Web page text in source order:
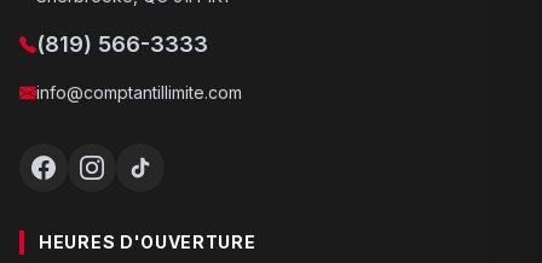
(819) 566-3333
info@comptantillimite.com
HEURES D'OUVERTURE